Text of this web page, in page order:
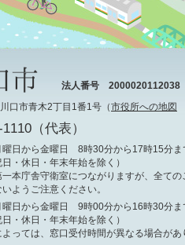
法人番号 2000020112038
口市青木2丁目1番1号（市役所への地図
（代表）
曜日から金曜日 8時30分から17時15分ま
日・休日・年末年始を除く）
一本庁舎守衛室につながりますが、全ての
ようご注意ください。
曜日から金曜日 9時00分から16時30分ま
日・休日・年末年始を除く）
っては、窓口受付時間が異なる場合があ